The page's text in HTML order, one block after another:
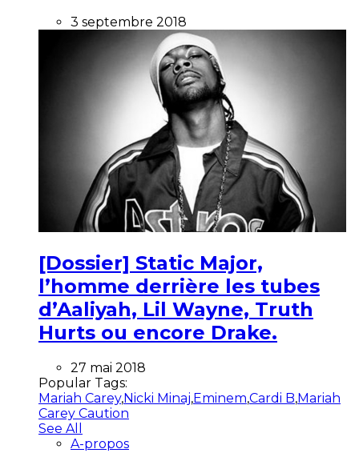
3 septembre 2018
[Dossier] Static Major,
l’homme derrière les tubes
d’Aaliyah, Lil Wayne, Truth
Hurts ou encore Drake.
27 mai 2018
Popular Tags:
Mariah Carey,Nicki Minaj,Eminem,Cardi B,Mariah
Carey Caution
See All
A-propos